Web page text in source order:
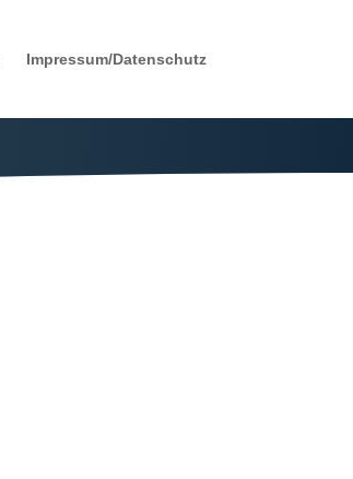
Impressum/Datenschutz